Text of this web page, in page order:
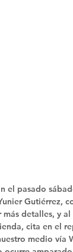
el pasado
Gutiérrez,
detalles, y
cita en el
medio